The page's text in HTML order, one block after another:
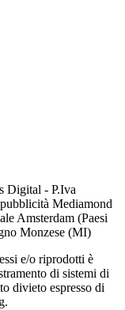
Digital - P.Iva
Mediamond
Amsterdam (Paesi
Monzese (MI)
e/o riprodotti è
di sistemi di
divieto espresso di